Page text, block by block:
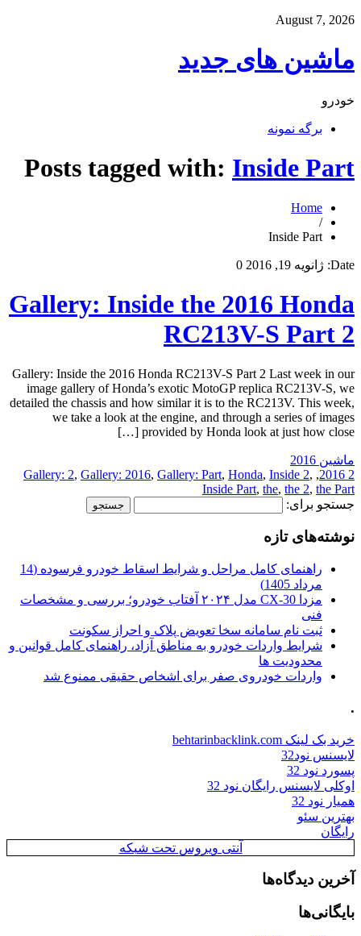
August 7, 2026
ماشین های جدید
خودرو
برگه نمونه
Posts tagged with: Inside Part
Home
/
Inside Part
Date: ژانویه 19, 2016 0
Gallery: Inside the 2016 Honda
RC213V-S Part 2
Gallery: Inside the 2016 Honda RC213V-S Part 2 Last week in our
image gallery of Honda’s exotic MotoGP replica RC213V-S, we
detailed the chassis and how similar it is to the RC213V. This week,
we take a look at the engine, and through a series of images
provided by Honda look at just how close […]
ماشین 2016
2 2016
,
Gallery: 2, Gallery: 2016, Gallery: Part, Honda, Inside 2,
Inside Part, the, the 2, the Part
جستجو برای:
نوشته‌های تازه
راهنمای کامل مراحل و شرایط اسقاط خودرو فرسوده (14
مرداد 1405)
مزدا CX-30 مدل ۲۰۲۴ آفتاب خودرو؛ بررسی و مشخصات
فنی
ثبت نام سامانه سخا تعویض پلاک و احراز سکونت
شرایط واردات خودرو به مناطق آزاد، راهنمای کامل قوانین و
محدودیت ها
واردات خودروی صفر برای اشخاص حقیقی ممنوع شد
.
خرید بک لینک behtarinbacklink.com
لایسنس نود32
پسورد نود 32
اوکلی لایسنس رایگان نود 32
همیار نود 32
بهترین سئو
رایگان
آنتی ویروس تحت شبکه
آخرین دیدگاه‌ها
بایگانی‌ها